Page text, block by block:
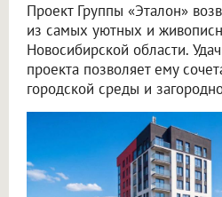
Проект Группы «Эталон»
из самых уютных и
Новосибирской области.
проекта позволяет ему
городской среды и